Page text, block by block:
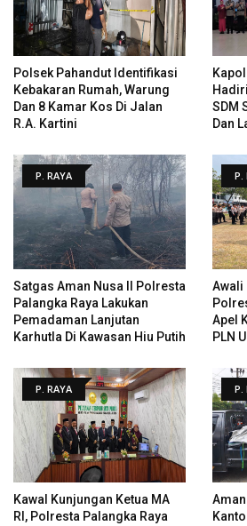
Polsek Pahandut Identifikasi
Kebakaran Rumah, Warung
Dan 8 Kamar Kos Di Jalan
R.A. Kartini
SDM
Dan
P. RAYA
Satgas Aman Nusa II Polresta
Palangka Raya Lakukan
Pemadaman Lanjutan
Karhutla Di Kawasan Hiu Putih
P.
Awali
Apel
PLN
P. RAYA
Kawal Kunjungan Ketua MA
RI, Polresta Palangka Raya
P.